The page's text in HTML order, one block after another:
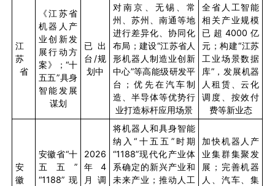
江
苏
省
《江苏省
机器人产
业创新发
展行动方
案》；“十
五五”具身
智能发展
谋划
已出
台 /规
划中
对南京、无锡、常
州、苏州、南通等地
进行差异化、协同化
布局；建设“江苏省人
形机器人制造业创新
中心”等高能级研发平
台；优先在汽车制
造、半导体等优势行
业打造标杆应用场景
全省人工智能
相关产业规模
已超4000 亿
元；构建“江苏
工业场景数据
库”，发展机器
人租赁、云化
调度、按效付
费等新业态
安
徽
安徽省“十
五五”
“1188”现
2026
年4
月调
将机器人和具身智能
纳入“十五五”时期
“1188”现代化产业体
系确定的新兴产业和
未来产业；推动人工
加快机器人产
业集群集聚发
展；完善机器
人、汽车、集